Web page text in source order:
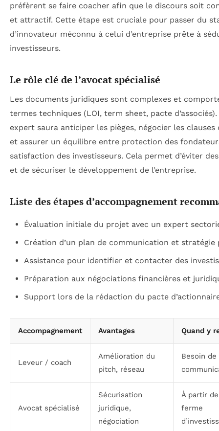
préfèrent se faire coacher afin que le discours soit
et attractif. Cette étape est cruciale pour passer du
d’innovateur méconnu à celui d’entreprise prête à
investisseurs.
Le rôle clé de l’avocat spécialisé
Les documents juridiques sont complexes et
termes techniques (LOI, term sheet, pacte
expert saura anticiper les pièges, négocier les clauses
et assurer un équilibre entre protection des
satisfaction des investisseurs. Cela permet d’éviter
et de sécuriser le développement de l’entreprise.
Liste des étapes d’accompagnement
Évaluation initiale du projet avec un expert
Création d’un plan de communication et stratégie
Assistance pour identifier et contacter des
Préparation aux négociations financières et
Support lors de la rédaction du pacte
Accompagnement Avantages Quand y
Leveur / coach
Amélioration du
pitch, réseau
Besoin
Avocat spécialisé
Sécurisation
juridique,
négociation
À partir
ferme